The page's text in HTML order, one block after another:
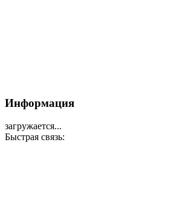
Информация
загружается...
Быстрая связь: